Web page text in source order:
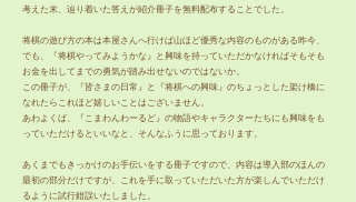
考えた末、辿り着いた答えが紹介冊子を無料配布することでした。
将棋の遊び方の本は本屋さんへ行けば山ほど優秀な内容のものがある昨今、
でも、『将棋やってみようかな』と興味を持っていただかなければそもそも
お金を出してまでの勇気が踏み出せないのではないか。
この冊子が、『皆さまの日常』と『将棋への興味』のちょっとした架け橋に
なれたらこれほど嬉しいことはございません。
あわよくば、『こまわんわーるど』の物語やキャラクターたちにも興味をも
っていただけるといいなと、そんなふうに思っております。
あくまでもきっかけのお手伝いをする冊子ですので、内容は導入部のほんの
最初の部分だけですが、これを手に取っていただいた方が楽しんでいただけ
るように試行錯誤いたしました。